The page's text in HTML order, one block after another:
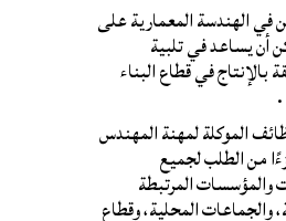
في الهندسة المعمارية على
أن يساعد في تلبية
بالإنتاج في قطاع البناء
.
الموكلة لمهنة المهندس
من الطلب لجميع
والمؤسسات المرتبطة
والجماعات المحلية، وقطاع